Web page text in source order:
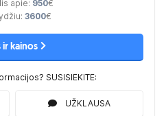
apie: 950€
3600€
ir kainos
SUSISIEKITE:
UŽKLAUSA